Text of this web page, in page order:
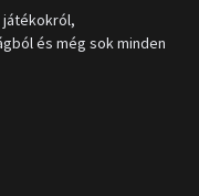
és még sok minden